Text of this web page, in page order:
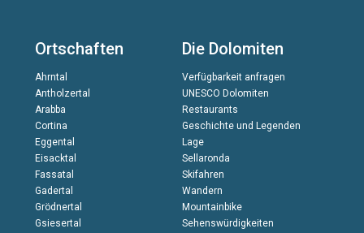
Ortschaften
Ahrntal
Antholzertal
Arabba
Cortina
Eggental
Eisacktal
Fassatal
Gadertal
Grödnertal
Gsiesertal
Die Dolomiten
Verfügbarkeit anfragen
UNESCO Dolomiten
Restaurants
Geschichte und Legenden
Lage
Sellaronda
Skifahren
Wandern
Mountainbike
Sehenswürdigkeiten